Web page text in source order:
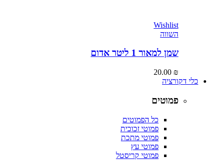
Wishlist
שמן למאור 1 ליטר אדום
20.00
כלי דקורציה
פמוטים
כל הפמוטים
פמוטי זכוכית
פמוטי מתכת
פמוטי עץ
פמוטי קריסטל